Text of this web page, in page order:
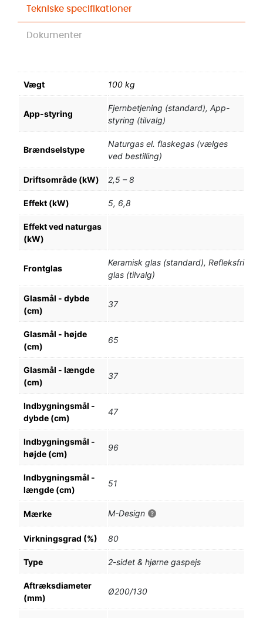
Tekniske specifikationer
Dokumenter
Vægt 100 kg
App-styring
Fjernbetjening (standard), App-
styring (tilvalg)
Brændselstype
Naturgas el. flaskegas (vælges
ved bestilling)
Driftsområde (kW) 2,5 – 8
Effekt (kW) 5, 6,8
Effekt ved naturgas
(kW)
Frontglas
Keramisk glas (standard), Refleksfri
glas (tilvalg)
Glasmål - dybde
(cm)
37
Glasmål - højde
(cm)
65
Glasmål - længde
(cm)
37
Indbygningsmål -
dybde (cm)
47
Indbygningsmål -
højde (cm)
96
Indbygningsmål -
længde (cm)
51
Mærke M-Design
Virkningsgrad (%) 80
Type 2-sidet & hjørne gaspejs
Aftræksdiameter
(mm)
Ø200/130